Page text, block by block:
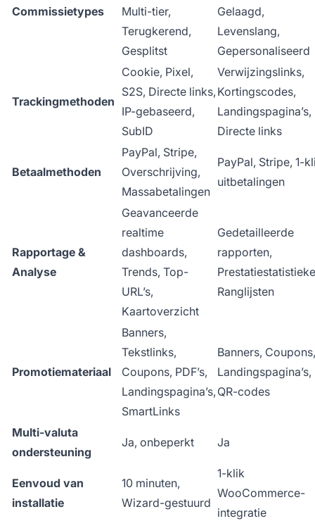
Commissietypes
Multi-tier,
Terugkerend,
Gesplitst
Gelaagd,
Levenslang,
Gepersonaliseerd
Trackingmethoden
Cookie, Pixel,
S2S, Directe links,
IP-gebaseerd,
SubID
Verwijzingslinks,
Kortingscodes,
Landingspagina’s,
Directe links
Betaalmethoden
PayPal, Stripe,
Overschrijving,
Massabetalingen
PayPal, Stripe, 1-
uitbetalingen
Rapportage &
Analyse
Geavanceerde
realtime
dashboards,
Trends, Top-
URL’s,
Kaartoverzicht
Gedetailleerde
rapporten,
Ranglijsten
Promotiemateriaal
Banners,
Tekstlinks,
Coupons, PDF’s,
Landingspagina’s,
SmartLinks
Banners, Coupons,
Landingspagina’s,
QR-codes
Multi-valuta
ondersteuning
Ja, onbeperkt Ja
Eenvoud van
installatie
10 minuten,
Wizard-gestuurd
1-klik
WooCommerce-
integratie